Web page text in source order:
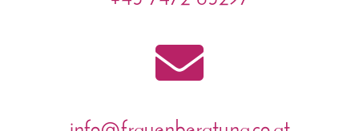

info@frauenberatung.co.at